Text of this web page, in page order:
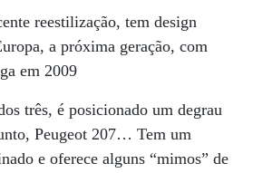
reestilização, tem design
a próxima geração, com
em 2009
três, é posicionado um degrau
Peugeot 207… Tem um
e oferece alguns “mimos” de